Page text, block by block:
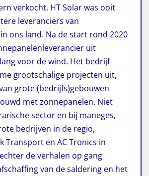
verkocht. HT Solar was ooit
leveranciers van
ons land. Na de start rond 2020
uit
voor de wind. Het bedrijf
grootschalige projecten uit,
grote (bedrijfs)gebouwen
met zonnepanelen. Niet
sector en bij maneges,
bedrijven in de regio,
Transport en AC Tronics in
de verhalen op gang
van de saldering en het